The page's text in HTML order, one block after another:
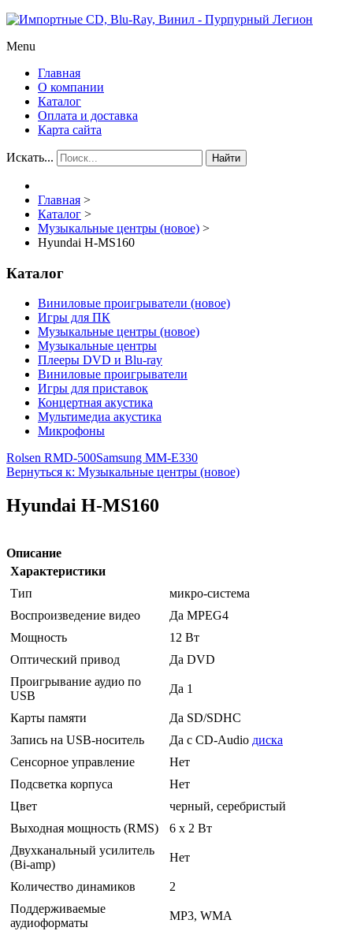
Menu
Главная
О компании
Каталог
Оплата и доставка
Карта сайта
Искать... Найти
Главная >
Каталог >
Музыкальные центры (новое) >
Hyundai H-MS160
Каталог
Виниловые проигрыватели (новое)
Игры для ПК
Музыкальные центры (новое)
Музыкальные центры
Плееры DVD и Blu-ray
Виниловые проигрыватели
Игры для приставок
Концертная акустика
Мультимедиа акустика
Микрофоны
Rolsen RMD-500Samsung MM-E330
Вернуться к: Музыкальные центры (новое)
Hyundai H-MS160
Описание
Характеристики
Тип
микро-система
Воспроизведение видео
Да MPEG4
Мощность
12 Вт
Оптический привод
Да DVD
Проигрывание аудио по
USB
Да 1
Карты памяти
Да SD/SDHC
Запись на USB-носитель
Да с CD-Audio диска
Сенсорное управление
Нет
Подсветка корпуса
Нет
Цвет
черный, серебристый
Выходная мощность (RMS)
6 x 2 Вт
Двухканальный усилитель
(Bi-amp)
Нет
Количество динамиков
2
Поддерживаемые
аудиоформаты
MP3, WMA